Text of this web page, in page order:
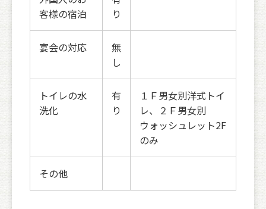
客様の宿泊
り
宴会の対応
無
し
トイレの水
洗化
有
り
１Ｆ男女別洋式トイ
レ、２Ｆ男女別
ウォッシュレット2F
のみ
その他